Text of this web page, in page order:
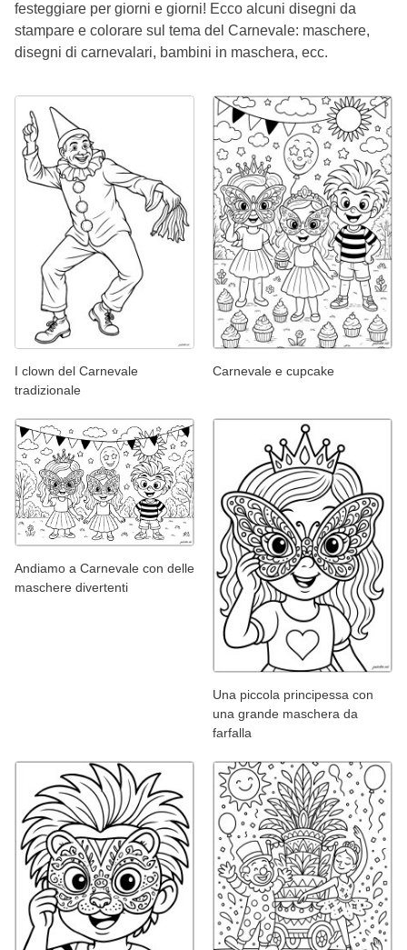
festeggiare per giorni e giorni! Ecco alcuni disegni da
stampare e colorare sul tema del Carnevale: maschere,
disegni di carnevalari, bambini in maschera, ecc.
I clown del Carnevale
tradizionale
Carnevale e cupcake
Andiamo a Carnevale con delle
maschere divertenti
Una piccola principessa con
una grande maschera da
farfalla